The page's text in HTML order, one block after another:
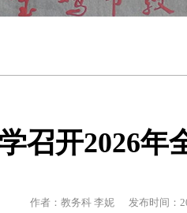
召开2026年
作者：教务科 李妮 发布时间：